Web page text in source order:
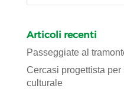
Articoli recenti
Passeggiate al
Cercasi progettista
culturale